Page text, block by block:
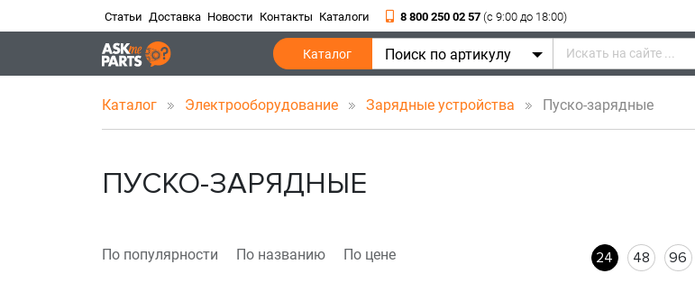
Статьи Доставка Новости Контакты Каталоги 8 800 250 02 57 (c 9:00 до 18:00)
Каталог Поиск по артикулу
Каталог Электрооборудование Зарядные устройства Пуско-зарядные
ПУСКО-ЗАРЯДНЫЕ
По популярности По названию По цене 24 48 96